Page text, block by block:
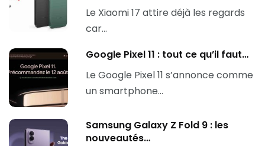
Le Xiaomi 17 attire déjà les regards
car…
Google Pixel 11 : tout ce qu’il faut…
Le Google Pixel 11 s’annonce comme
un smartphone…
Samsung Galaxy Z Fold 9 : les
nouveautés…